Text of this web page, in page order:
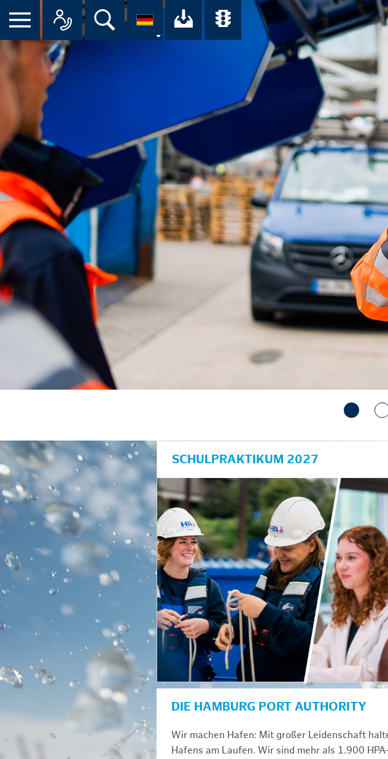
Suche Ihr Download-Center der HPA
Übersicht aller
SCHULPRAKTIKUM 2027
DIE HAMBURG PORT AUTHORITY
Wir machen Hafen: Mit großer Leidenschaft
Hafens am Laufen. Wir sind mehr als 1.900